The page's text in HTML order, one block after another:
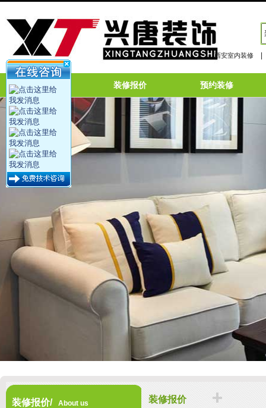
西安室内装修
网站首页 装修报价 预约装修
装修报价/ About us 装修报价